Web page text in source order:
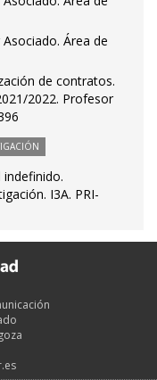
Área de
de contratos.
2022. Profesor
I3A. PRI-